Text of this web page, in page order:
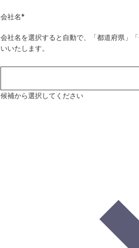
会社名*
会社名を選択すると自動で、「都道府県」
いいたします。
候補から選択してください